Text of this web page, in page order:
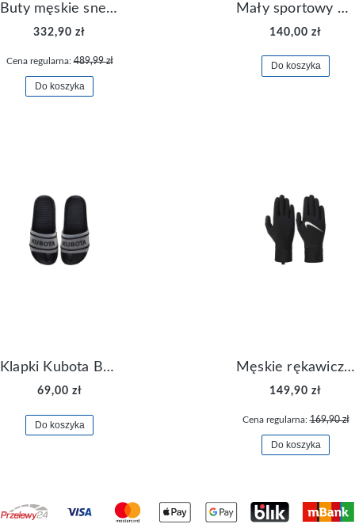
Buty męskie sneakersy Jordan Access AR3762-006
332,90 zł
Cena regularna:489,99 zł
Do koszyka
Mały sportowy plecak plecaczek Nike Brasilia JDI DR6091-017
140,00 zł
Do koszyka
Klapki Kubota Basenowe Gel Czarne
69,00 zł
Do koszyka
Męskie rękawiczki Nike Dri-FIT Lightweight Gloves N.RG.M0.082
149,90 zł
Cena regularna:169,90 zł
Do koszyka